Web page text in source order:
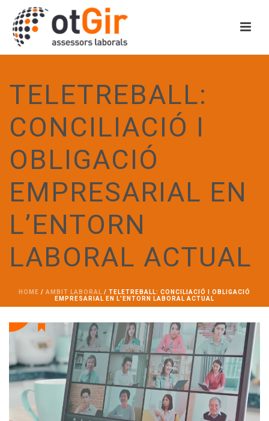
TELETREBALL:
CONCILIACIÓ I
OBLIGACIÓ
EMPRESARIAL EN
L’ENTORN
LABORAL ACTUAL
HOME / AMBIT LABORAL / TELETREBALL: CONCILIACIÓ I OBLIGACIÓ
EMPRESARIAL EN L’ENTORN LABORAL ACTUAL